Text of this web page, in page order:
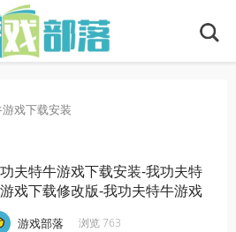
戏下载安装
夫特牛游戏下载安装-我功夫特
戏下载修改版-我功夫特牛游戏
器解锁
游戏部落 浏览 763